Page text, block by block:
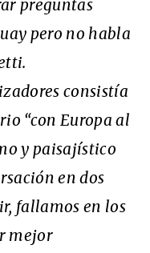
preguntas
pero no habla
consistía
“con Europa al
y paisajístico
en dos
fallamos en los
mejor